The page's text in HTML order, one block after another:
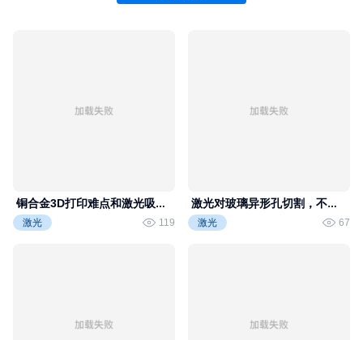
铜合金3D打印难点和激光吸收
率影响因素
激光 119
激光对玻璃异形孔切割，不同
厚度切割效果如何？
激光 67